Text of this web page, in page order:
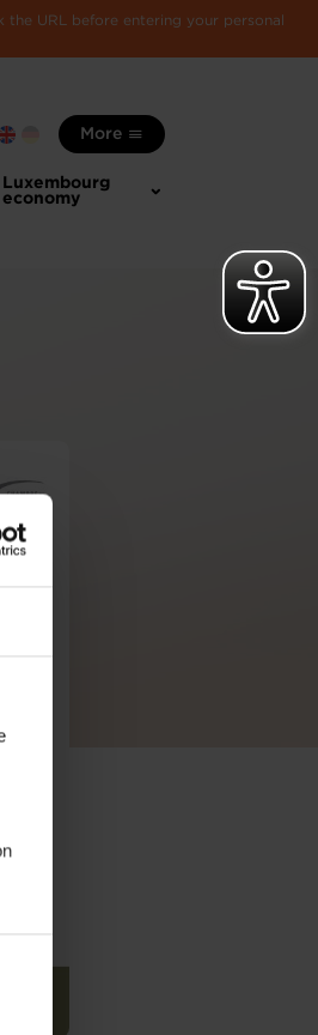
URL before entering your personal
More
Luxembourg
economy